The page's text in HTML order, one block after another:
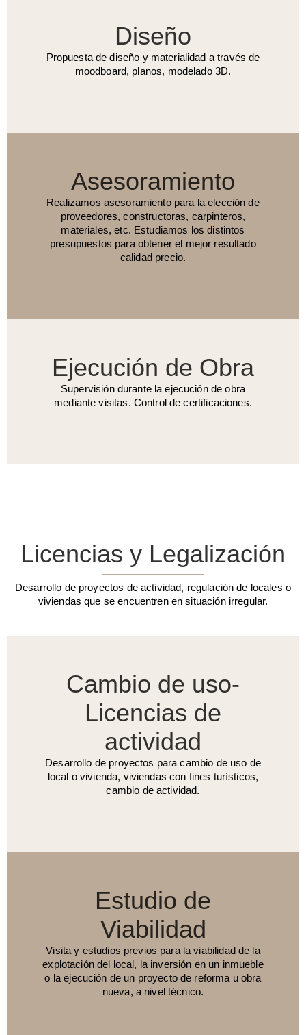
Diseño
Propuesta de diseño y materialidad a través de
moodboard, planos, modelado 3D.
Asesoramiento
Realizamos asesoramiento para la elección de
proveedores, constructoras, carpinteros,
materiales, etc. Estudiamos los distintos
presupuestos para obtener el mejor resultado
calidad precio.
Ejecución de Obra
Supervisión durante la ejecución de obra
mediante visitas. Control de certificaciones.
Licencias y Legalización
Desarrollo de proyectos de actividad, regulación de locales o
viviendas que se encuentren en situación irregular.
Cambio de uso-
Licencias de
actividad
Desarrollo de proyectos para cambio de uso de
local o vivienda, viviendas con fines turísticos,
cambio de actividad.
Estudio de
Viabilidad
Visita y estudios previos para la viabilidad de la
explotación del local, la inversión en un inmueble
o la ejecución de un proyecto de reforma u obra
nueva, a nivel técnico.